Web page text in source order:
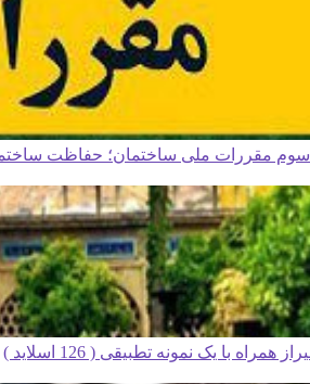
مقررات ملی ساختمان؛ حفاظت
با یک نمونه تطبیقی ( 126 اسلاید )